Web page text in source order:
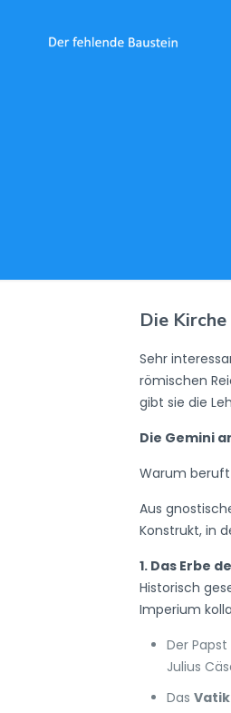
Die
Sehr
römischen
gibt sie die
Die Gemini
Warum beruft
Aus
Konstrukt, in
1. Das Erbe
Historisch
Imperium
Der
Julius
Das